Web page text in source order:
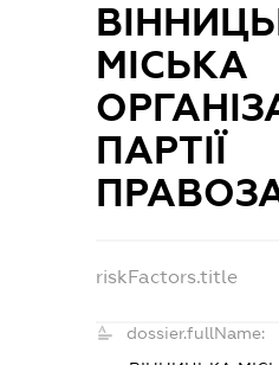
МІСЬКА
ПАРТІЇ
riskFactors.title
dossier.fullName: